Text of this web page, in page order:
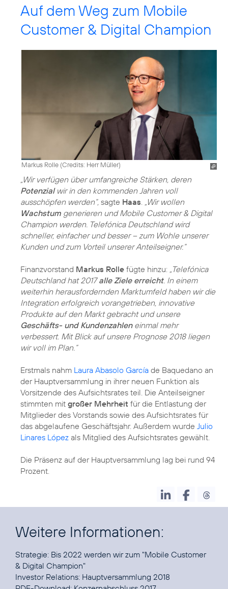
Auf dem Weg zum Mobile
Customer & Digital Champion
Markus Rolle (Credits: Herr Müller)
„Wir verfügen über umfangreiche Stärken, deren
Potenzialwir in den kommenden Jahren voll
ausschöpfen werden“, sagte Haas. „Wir wollen
Wachstum generieren und Mobile Customer & Digital
Champion werden. Telefónica Deutschland wird
schneller, einfacher und besser – zum Wohle unserer
Kunden und zum Vorteil unserer Anteilseigner.“
Finanzvorstand Markus Rolle fügte hinzu: „Telefónica
Deutschland hat 2017alle Ziele erreicht. In einem
weiterhin herausfordernden Marktumfeld haben wir die
Integration erfolgreich vorangetrieben, innovative
Produkte auf den Markt gebracht und unsere
Geschäfts- und Kundenzahleneinmal mehr
verbessert. Mit Blick auf unsere Prognose 2018 liegen
wir voll im Plan.“
Erstmals nahm Laura Abasolo García de Baquedano an
der Hauptversammlung in ihrer neuen Funktion als
Vorsitzende des Aufsichtsrates teil. Die Anteilseigner
stimmten mit großer Mehrheit für die Entlastung der
Mitglieder des Vorstands sowie des Aufsichtsrates für
das abgelaufene Geschäftsjahr. Außerdem wurde Julio
Linares López als Mitglied des Aufsichtsrates gewählt.
Die Präsenz auf der Hauptversammlung lag bei rund 94
Prozent.
Weitere Informationen:
Strategie: Bis 2022 werden wir zum "Mobile Customer
& Digital Champion"
Investor Relations: Hauptversammlung 2018